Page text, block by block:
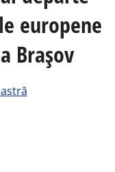
europene
Brașov